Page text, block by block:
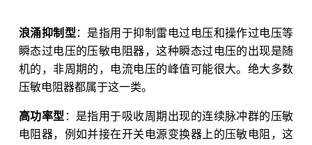
浪涌抑制型 ：是指用于抑制雷电过电压和操作过电压等
瞬态过电压的压敏电阻器，这种瞬态过电压的出现是随
机的，非周期的，电流电压的峰值可能很大。绝大多数
压敏电阻器都属于这一类。
高功率型 ：是指用于吸收周期出现的连续脉冲群的压敏
电阻器，例如并接在开关电源变换器上的压敏电阻，这